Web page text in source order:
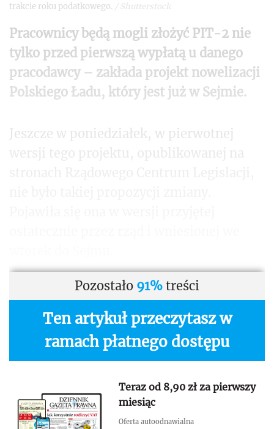
trakcie roku podatkowego. / Shutterstock
Pracownicy będą mogli złożyć PIT-2 nie
tylko przed pierwszą wypłatą u danego
pracodawcy – zakłada projekt nowelizacji
Polskiego Ładu, który jest już w Sejmie.
Jeszcze w poniedziałek, w pierwotnej
Pozostało 91% treści
Ten artykuł przeczytasz w
ramach płatnego dostępu
Teraz od 8,90 zł za pierwszy
miesiąc
Oferta autoodnawialna